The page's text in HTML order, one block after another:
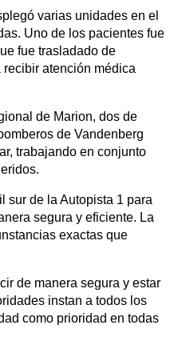
varias unidades en el
Uno de los pacientes fue
fue trasladado de
atención médica
de Marion, dos de
de Vandenberg
trabajando en conjunto
sur de la Autopista 1 para
segura y eficiente. La
exactas que
de manera segura y estar
instan a todos los
como prioridad en todas